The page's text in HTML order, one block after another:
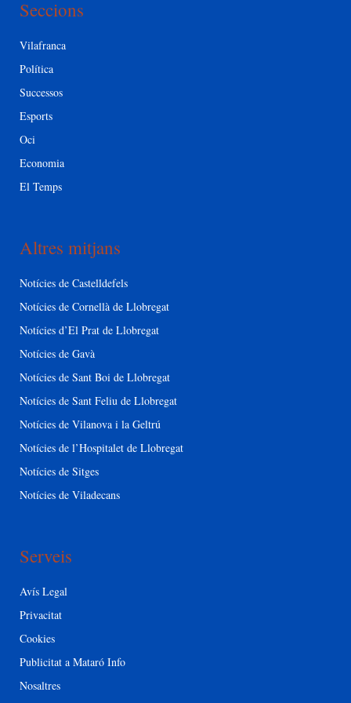
Seccions
Vilafranca
Política
Successos
Esports
Oci
Economia
El Temps
Altres mitjans
Notícies de Castelldefels
Notícies de Cornellà de Llobregat
Notícies d’El Prat de Llobregat
Notícies de Gavà
Notícies de Sant Boi de Llobregat
Notícies de Sant Feliu de Llobregat
Notícies de Vilanova i la Geltrú
Notícies de l’Hospitalet de Llobregat
Notícies de Sitges
Notícies de Viladecans
Serveis
Avís Legal
Privacitat
Cookies
Publicitat a Mataró Info
Nosaltres